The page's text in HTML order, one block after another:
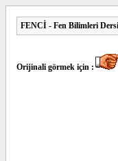
FENCİ - Fen Bilimleri
Orijinali görmek için :